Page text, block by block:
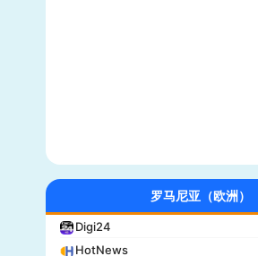
罗马尼亚（欧洲）
Digi24
HotNews